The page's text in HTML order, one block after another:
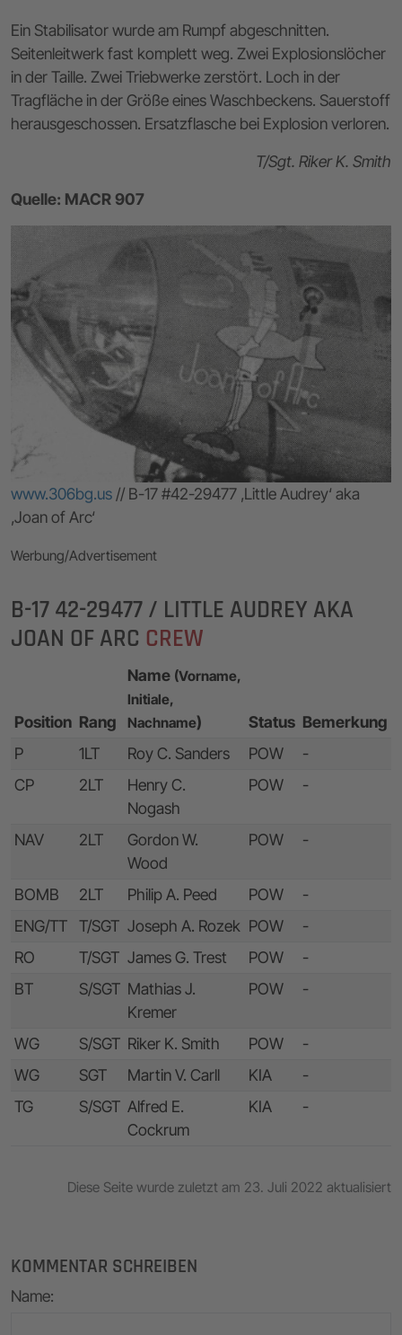
Ein Stabilisator wurde am Rumpf abgeschnitten.
Seitenleitwerk fast komplett weg. Zwei Explosionslöcher
in der Taille. Zwei Triebwerke zerstört. Loch in der
Tragfläche in der Größe eines Waschbeckens. Sauerstoff
herausgeschossen. Ersatzflasche bei Explosion verloren.
T/Sgt. Riker K. Smith
Quelle: MACR 907
www.306bg.us // B-17 #42-29477 ‚Little Audrey‘ aka
‚Joan of Arc‘
Werbung/Advertisement
B-17 42-29477 / LITTLE AUDREY AKA
JOAN OF ARC CREW
Position Rang
Name (Vorname,
Initiale,
Nachname) Status Bemerkung
P
1LT Roy C. Sanders POW
-
CP
2LT
Henry C.
Nogash
POW -
NAV 2LT
Gordon W.
Wood
POW -
BOMB 2LT Philip A. Peed POW
-
ENG/TT
T/SGT Joseph A. Rozek POW
-
RO
T/SGT James G. Trest POW
-
BT
S/SGT Mathias J.
Kremer
POW -
WG S/SGT Riker K. Smith POW
-
WG
SGT Martin V. Carll KIA
-
TG
S/SGT Alfred E.
Cockrum
KIA -
Diese Seite wurde zuletzt am 23. Juli 2022 aktualisiert
KOMMENTAR SCHREIBEN
Name: